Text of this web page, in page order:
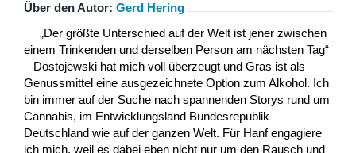
Über den Autor: Gerd Hering
„Der größte Unterschied auf der Welt ist jener zwischen
einem Trinkenden und derselben Person am nächsten Tag“
– Dostojewski hat mich voll überzeugt und Gras ist als
Genussmittel eine ausgezeichnete Option zum Alkohol. Ich
bin immer auf der Suche nach spannenden Storys rund um
Cannabis, im Entwicklungsland Bundesrepublik
Deutschland wie auf der ganzen Welt. Für Hanf engagiere
ich mich, weil es dabei eben nicht nur um den Rausch und